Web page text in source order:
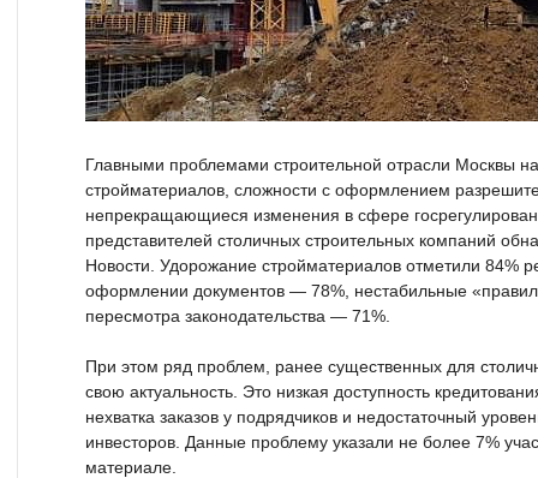
Главными проблемами строительной отрасли Москвы
стройматериалов, сложности с оформлением
непрекращающиеся изменения в сфере
представителей столичных строительных компаний
Новости. Удорожание стройматериалов отметили 84%
оформлении документов — 78%, нестабильные
пересмотра законодательства — 71%.
При этом ряд проблем, ранее существенных для
свою актуальность. Это низкая доступность
нехватка заказов у подрядчиков и недостаточный
инвесторов. Данные проблему указали не более 7%
материале.